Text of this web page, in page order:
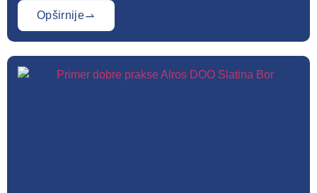
Opširnije